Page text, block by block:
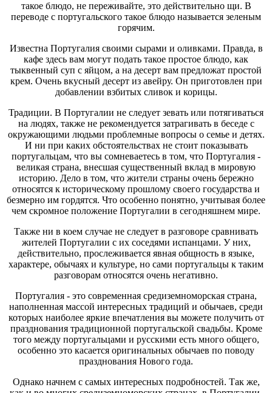
такое блюдо, не переживайте, это действительно щи. В
переводе с португальского такое блюдо называется зеленым
горячим.
Известна Португалия своими сырами и оливками. Правда, в
кафе здесь вам могут подать такое простое блюдо, как
тыквенный суп с яйцом, а на десерт вам предложат простой
крем. Очень вкусный десерт из авейру. Он приготовлен при
добавлении взбитых сливок и корицы.
Традиции. В Португалии не следует зевать или потягиваться
на людях, также не рекомендуется затрагивать в беседе с
окружающими людьми проблемные вопросы о семье и детях.
И ни при каких обстоятельствах не стоит показывать
португальцам, что вы сомневаетесь в том, что Португалия -
великая страна, внесшая существенный вклад в мировую
историю. Дело в том, что жители страны очень бережно
относятся к историческому прошлому своего государства и
безмерно им гордятся. Что особенно понятно, учитывая более
чем скромное положение Португалии в сегодняшнем мире.
Также ни в коем случае не следует в разговоре сравнивать
жителей Португалии с их соседями испанцами. У них,
действительно, прослеживается явная общность в языке,
характере, обычаях и культуре, но сами португальцы к таким
разговорам относятся очень негативно.
Португалия - это современная средиземноморская страна,
наполненная массой интересных традиций и обычаев, среди
которых наиболее яркие впечатления вы можете получить от
празднования традиционной португальской свадьбы. Кроме
того между португальцами и русскими есть много общего,
особенно это касается оригинальных обычаев по поводу
празднования Нового года.
Однако начнем с самых интересных подробностей. Так же,